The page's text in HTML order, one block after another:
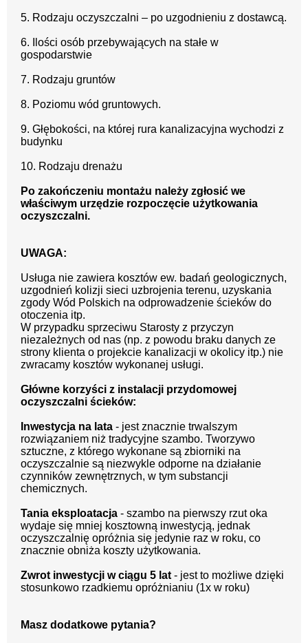
5. Rodzaju oczyszczalni – po uzgodnieniu z dostawcą.
6. Ilości osób przebywających na stałe w
gospodarstwie
7. Rodzaju gruntów
8. Poziomu wód gruntowych.
9. Głębokości, na której rura kanalizacyjna wychodzi z
budynku
10. Rodzaju drenażu
Po zakończeniu montażu należy zgłosić we
właściwym urzędzie rozpoczęcie użytkowania
oczyszczalni.
UWAGA:
Usługa nie zawiera kosztów ew. badań geologicznych,
uzgodnień kolizji sieci uzbrojenia terenu, uzyskania
zgody Wód Polskich na odprowadzenie ścieków do
otoczenia itp.
W przypadku sprzeciwu Starosty z przyczyn
niezależnych od nas (np. z powodu braku danych ze
strony klienta o projekcie kanalizacji w okolicy itp.) nie
zwracamy kosztów wykonanej usługi.
Główne korzyści z instalacji przydomowej
oczyszczalni ścieków:
Inwestycja na lata - jest znacznie trwalszym
rozwiązaniem niż tradycyjne szambo. Tworzywo
sztuczne, z którego wykonane są zbiorniki na
oczyszczalnie są niezwykle odporne na działanie
czynników zewnętrznych, w tym substancji
chemicznych.
Tania eksploatacja - szambo na pierwszy rzut oka
wydaje się mniej kosztowną inwestycją, jednak
oczyszczalnię opróżnia się jedynie raz w roku, co
znacznie obniża koszty użytkowania.
Zwrot inwestycji w ciągu 5 lat- jest to możliwe dzięki
stosunkowo rzadkiemu opróżnianiu (1x w roku)
Masz dodatkowe pytania?